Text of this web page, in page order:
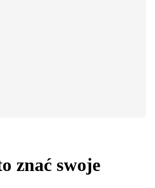
znać swoje